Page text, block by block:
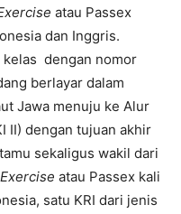
atau Passex
dan Inggris.
kelas dengan nomor
berlayar dalam
Jawa menuju ke Alur
II) dengan tujuan akhir
sekaligus wakil dari
atau Passex kali
satu KRI dari jenis